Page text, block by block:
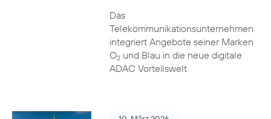
Das
Telekommunikationsunternehmen
integriert Angebote seiner Marken
O2und Blau in die neue digitale
ADAC Vorteilswelt